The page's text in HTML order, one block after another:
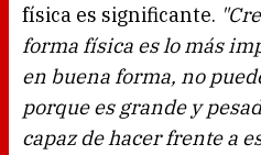
física es significante.
forma física es lo más
en buena forma, no
porque es grande y
capaz de hacer frente a